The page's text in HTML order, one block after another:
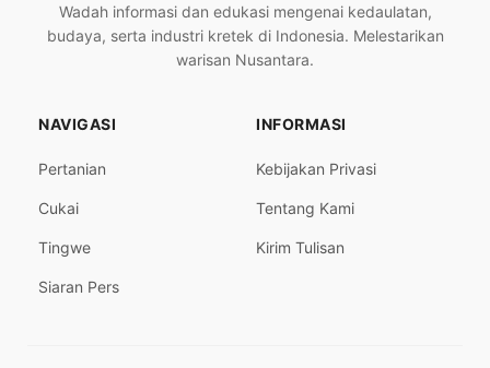
Wadah informasi dan edukasi mengenai kedaulatan,
budaya, serta industri kretek di Indonesia. Melestarikan
warisan Nusantara.
NAVIGASI
Pertanian
Cukai
Tingwe
Siaran Pers
INFORMASI
Kebijakan Privasi
Tentang Kami
Kirim Tulisan